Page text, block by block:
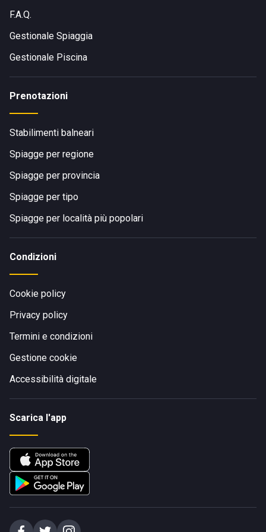
F.A.Q.
Gestionale Spiaggia
Gestionale Piscina
Prenotazioni
Stabilimenti balneari
Spiagge per regione
Spiagge per provincia
Spiagge per tipo
Spiagge per località più popolari
Condizioni
Cookie policy
Privacy policy
Termini e condizioni
Gestione cookie
Accessibilità digitale
Scarica l'app